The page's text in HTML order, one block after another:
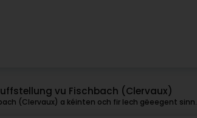
vu Fischbach (Clervaux)
(Clervaux) a kéinten och fir Iech gëeegent sinn.